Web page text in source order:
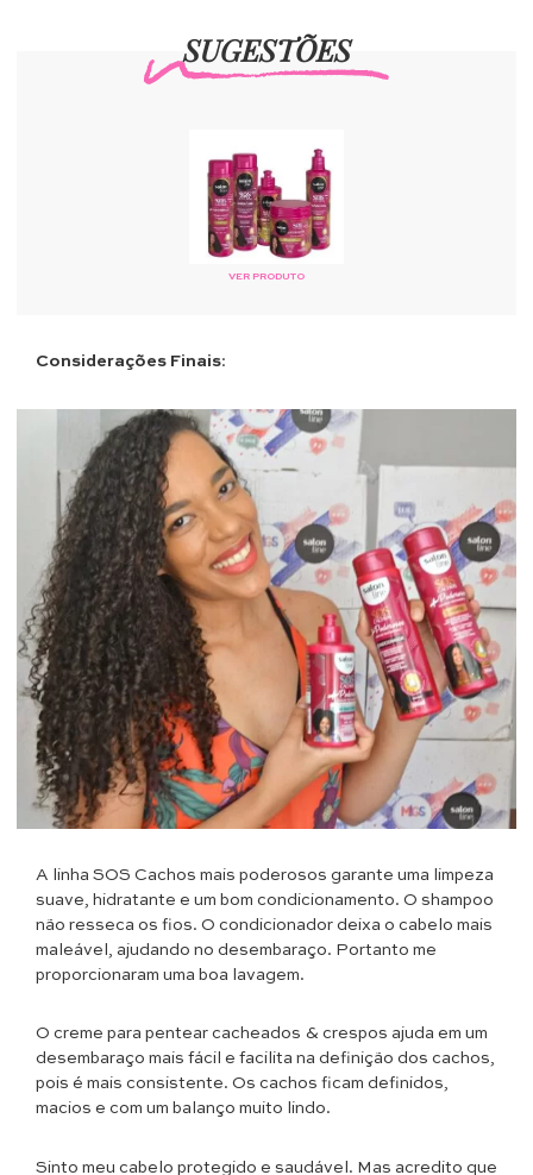
SUGESTÕES
VER PRODUTO
Considerações Finais:
A linha SOS Cachos mais poderosos garante uma limpeza
suave, hidratante e um bom condicionamento. O shampoo
não resseca os fios. O condicionador deixa o cabelo mais
maleável, ajudando no desembaraço. Portanto me
proporcionaram uma boa lavagem.
O creme para pentear cacheados & crespos ajuda em um
desembaraço mais fácil e facilita na definição dos cachos,
pois é mais consistente. Os cachos ficam definidos,
macios e com um balanço muito lindo.
Sinto meu cabelo protegido e saudável. Mas acredito que